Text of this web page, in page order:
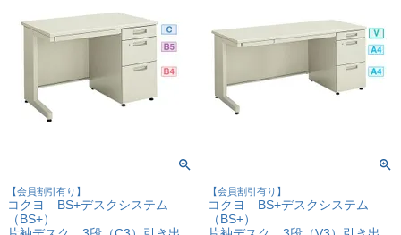
【会員割引有り】
コクヨ BS+デスクシステム
（BS+）
【会員割引有り】
コクヨ BS+デスクシステム
（BS+）